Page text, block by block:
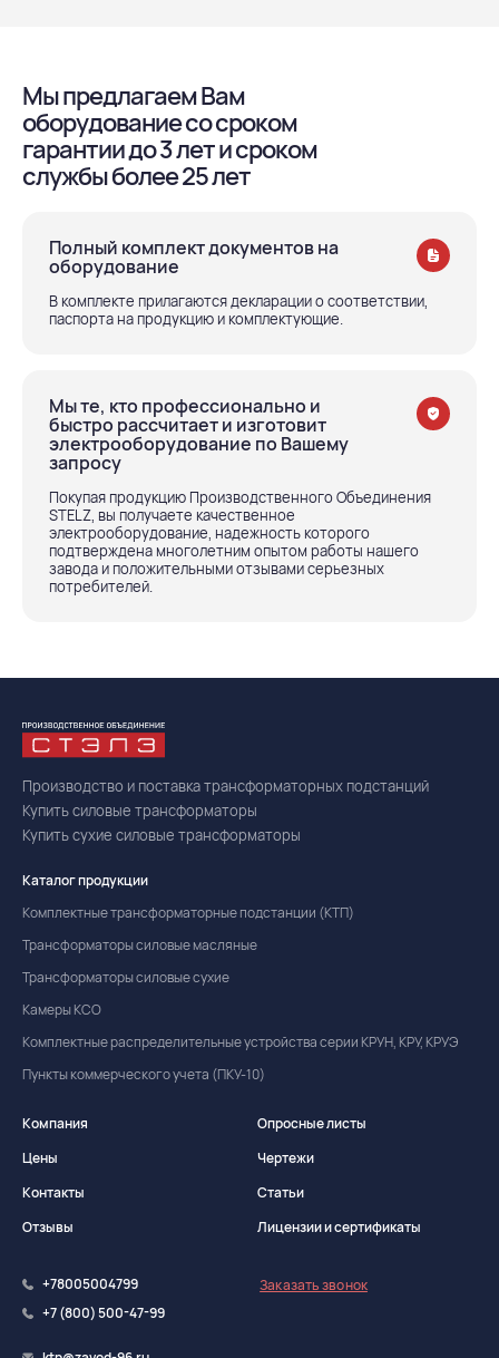
Мы предлагаем Вам
оборудование со сроком
гарантии до 3 лет и сроком
службы более 25 лет
Полный комплект документов на
оборудование
В комплекте прилагаются декларации о соответствии,
паспорта на продукцию и комплектующие.
Мы те, кто профессионально и
быстро рассчитает и изготовит
электрооборудование по Вашему
запросу
Покупая продукцию Производственного Объединения
STELZ, вы получаете качественное
электрооборудование, надежность которого
подтверждена многолетним опытом работы нашего
завода и положительными отзывами серьезных
потребителей.
Производство и поставка трансформаторных подстанций
Купить силовые трансформаторы
Купить сухие силовые трансформаторы
Каталог продукции
Комплектные трансформаторные подстанции (КТП)
Трансформаторы силовые масляные
Трансформаторы силовые сухие
Камеры КСО
Комплектные распределительные устройства серии КРУН, КРУ, КРУЭ
Пункты коммерческого учета (ПКУ-10)
Компания
Цены
Контакты
Отзывы
Опросные листы
Чертежи
Статьи
Лицензии и сертификаты
+78005004799
+7 (800) 500-47-99
Заказать звонок